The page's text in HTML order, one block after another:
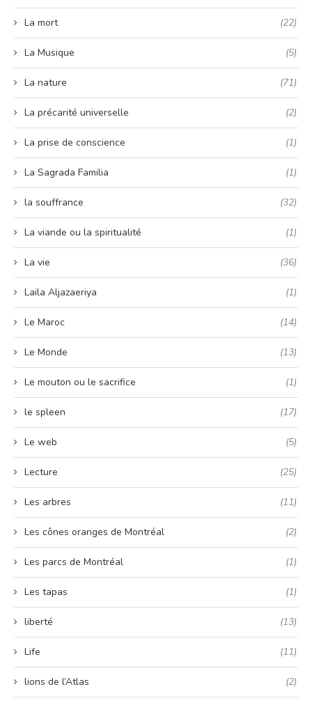
La mort (22)
La Musique (5)
La nature (71)
La précarité universelle (2)
La prise de conscience (1)
La Sagrada Familia (1)
la souffrance (32)
La viande ou la spiritualité (1)
La vie (36)
Laila Aljazaeriya (1)
Le Maroc (14)
Le Monde (13)
Le mouton ou le sacrifice (1)
le spleen (17)
Le web (5)
Lecture (25)
Les arbres (11)
Les cônes oranges de Montréal (2)
Les parcs de Montréal (1)
Les tapas (1)
liberté (13)
Life (11)
lions de l’Atlas (2)